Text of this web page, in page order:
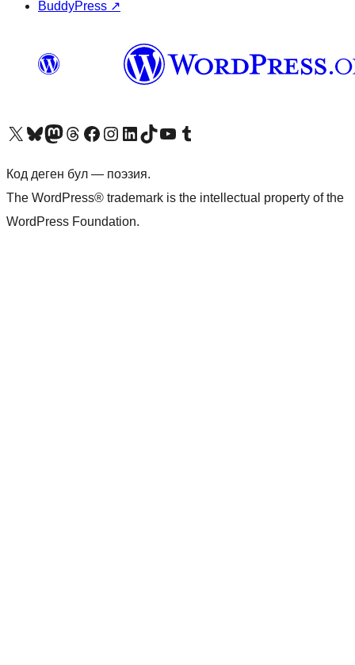
BuddyPress ↗
Visit our X (formerly Twitter) account
Visit our Bluesky account
Биздин Mastodon түрмөгүбүзгө баш багыңыз
Visit our Threads account
Биздин Facebook баракчабызга кириңиз
Биздин Instagram баракчабызга баш багыңыз
Биздин LinkedIn баракчабызга баш багыңыз
Visit our TikTok account
Visit our YouTube channel
Visit our Tumblr account
Код деген бул — поэзия.
The WordPress® trademark is the intellectual property of the
WordPress Foundation.